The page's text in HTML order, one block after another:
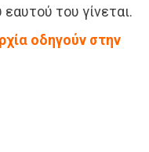
του γίνεται.
οδηγούν στην